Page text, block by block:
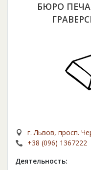
БЮРО
г. Львов, просп.
+38 (096) 1367222
Деятельность: